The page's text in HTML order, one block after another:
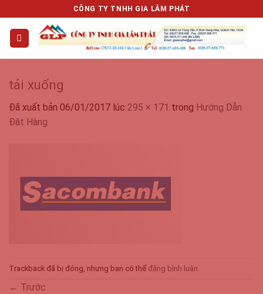
đến
dung
CÔNG TY TNHH GIA LÂM PHÁT
tải xuống
Đã xuất bản 06/01/2017 lúc 295 × 171 trong Hướng Dẫn
Đặt Hàng
Trackback đã bị đóng, nhưng bạn có thể đăng bình luận
← Trước